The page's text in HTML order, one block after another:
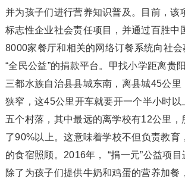
并为孩子们进行营养知识普及。目前，该
标志性企业社会责任项目，并通过百胜中
8000家餐厅和相关的网络订餐系统向社
“全民公益”的捐款平台。甲找小学距离贵
三都水族自治县县城东南，离县城45公里
狭窄，这45公里开车就要开一个半小时以
五个村落，其中最远的离学校有12公里，
了90%以上。这意味着学校不但负责教育
的食宿照顾。2016年， “捐一元”公益项目
除了为孩子们提供牛奶和鸡蛋的营养加餐